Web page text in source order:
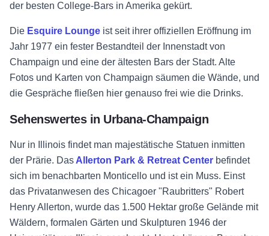
der besten College-Bars in Amerika gekürt.
Die Esquire Lounge ist seit ihrer offiziellen Eröffnung im
Jahr 1977 ein fester Bestandteil der Innenstadt von
Champaign und eine der ältesten Bars der Stadt. Alte
Fotos und Karten von Champaign säumen die Wände, und
die Gespräche fließen hier genauso frei wie die Drinks.
Sehenswertes in Urbana-Champaign
Nur in Illinois findet man majestätische Statuen inmitten
der Prärie. DasAllerton Park & Retreat Center befindet
sich im benachbarten Monticello und ist ein Muss. Einst
das Privatanwesen des Chicagoer "Raubritters" Robert
Henry Allerton, wurde das 1.500 Hektar große Gelände mit
Wäldern, formalen Gärten und Skulpturen 1946 der